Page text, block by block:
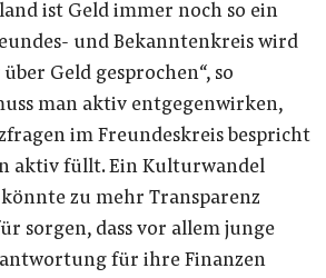
ist Geld immer noch so ein
und Bekanntenkreis wird
Geld gesprochen“, so
man aktiv entgegenwirken,
im Freundeskreis bespricht
aktiv füllt. Ein Kulturwandel
zu mehr Transparenz
sorgen, dass vor allem junge
für ihre Finanzen